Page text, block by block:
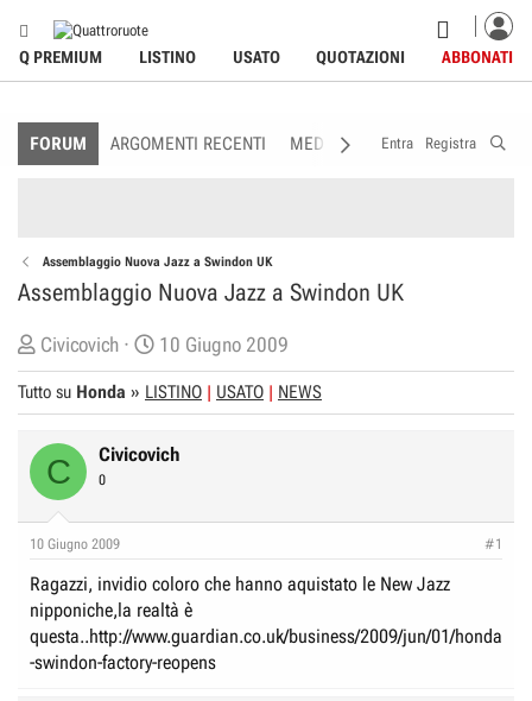
Q PREMIUM LISTINO USATO QUOTAZIONI ABBONATI
FORUM ARGOMENTI RECENTI MEDIA MEMBRI
Entra Registra
Assemblaggio Nuova Jazz a Swindon UK
Assemblaggio Nuova Jazz a Swindon UK
C
r
e
t
e
i
s
c
Civicovich
D
a
t
d
z
i
o
10 Giugno 2009
Tutto su Honda » LISTINO USATO NEWS
C Civicovich
0
10 Giugno 2009 #1
Ragazzi, invidio coloro che hanno aquistato le New Jazz
nipponiche,la realtà è
questa..http://www.guardian.co.uk/business/2009/jun/01/honda
-swindon-factory-reopens